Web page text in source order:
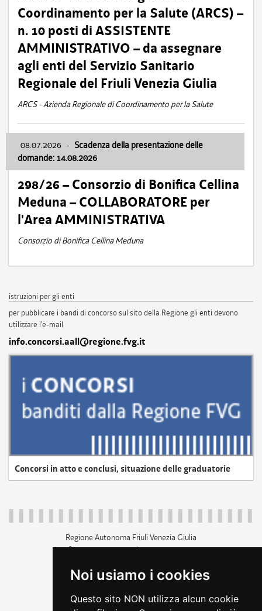
Noi usiamo i cookies
Questo sito NON utilizza alcun cookie
Coordinamento per la Salute (ARCS) –
n. 10 posti di ASSISTENTE
AMMINISTRATIVO – da assegnare
agli enti del Servizio Sanitario
Regionale del Friuli Venezia Giulia
ARCS - Azienda Regionale di Coordinamento per la Salute
08.07.2026 - Scadenza della presentazione delle
domande: 14.08.2026
298/26 – Consorzio di Bonifica Cellina
Meduna – COLLABORATORE per
l'Area AMMINISTRATIVA
Consorzio di Bonifica Cellina Meduna
istruzioni per gli enti
per pubblicare i bandi di concorso sul sito della Regione gli enti devono
utilizzare l'e-mail
info.concorsi.aall@regione.fvg.it
Concorsi in atto e conclusi, situazione delle graduatorie
Regione Autonoma Friuli Venezia Giulia
c.f. 80014930327; p.iva 00526040324
+39 040 3771111